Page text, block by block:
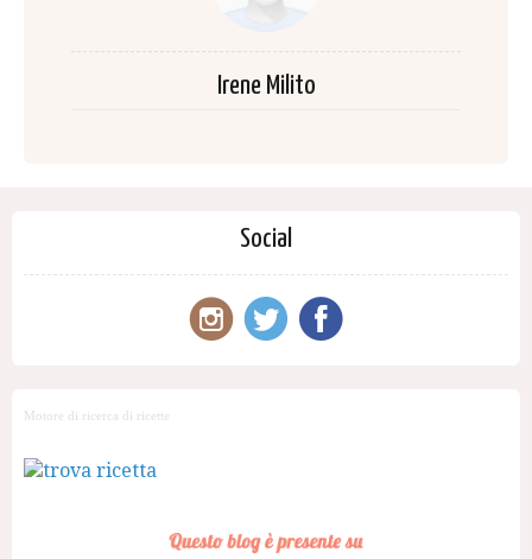
Irene Milito
Social
Motore di ricerca di ricette